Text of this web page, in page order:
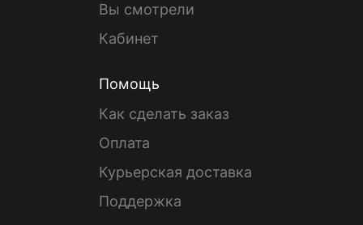
Вы смотрели
Кабинет
Помощь
Как сделать заказ
Оплата
Курьерская доставка
Поддержка